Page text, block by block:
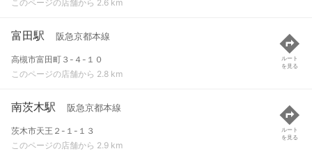
このページの店舗から 2.6 km
富田駅 阪急京都本線
高槻市富田町３-４-１０
このページの店舗から 2.8 km
ルート
を見る
南茨木駅 阪急京都本線
茨木市天王２-１-１３
このページの店舗から 2.9 km
ルート
を見る